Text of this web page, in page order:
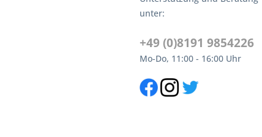
unter:
+49 (0)8191 9854226
Mo-Do, 11:00 - 16:00 Uhr